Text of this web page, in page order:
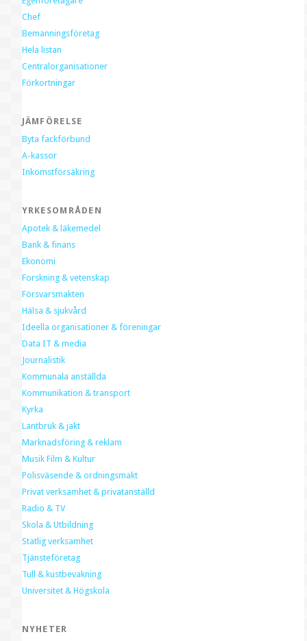
Chef
Bemanningsföretag
Hela listan
Centralorganisationer
Förkortningar
JÄMFÖRELSE
Byta fackförbund
A-kassor
Inkomstförsäkring
YRKESOMRÅDEN
Apotek & läkemedel
Bank & finans
Ekonomi
Forskning & vetenskap
Försvarsmakten
Hälsa & sjukvård
Ideella organisationer & föreningar
Data IT & media
Journalistik
Kommunala anställda
Kommunikation & transport
Kyrka
Lantbruk & jakt
Marknadsföring & reklam
Musik Film & Kultur
Polisväsende & ordningsmakt
Privat verksamhet & privatanställd
Radio & TV
Skola & Utbildning
Statlig verksamhet
Tjänsteföretag
Tull & kustbevakning
Universitet & Högskola
NYHETER